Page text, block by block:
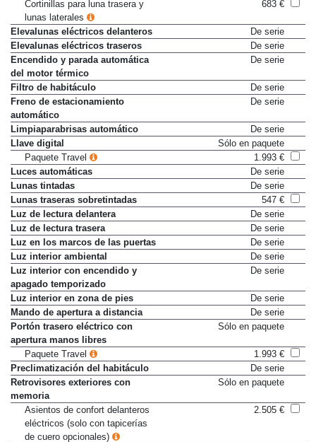
Cortinillas para luna trasera y
lunas laterales
Elevalunas eléctricos delanteros
De serie
Elevalunas eléctricos traseros
De serie
Encendido y parada automática
del motor térmico
Filtro de habitáculo
De serie
Freno de estacionamiento
automático
Limpiaparabrisas automático
De serie
Llave digital
Sólo en paquete
Paquete Travel
1.993 €
Luces automáticas
De serie
Lunas tintadas
De serie
Lunas traseras sobretintadas
547 €
Luz de lectura delantera
De serie
Luz de lectura trasera
De serie
Luz en los marcos de las puertas
De serie
Luz interior ambiental
De serie
Luz interior con encendido y
apagado temporizado
Luz interior en zona de pies
De serie
Mando de apertura a distancia
De serie
Portón trasero eléctrico con
apertura manos libres
Paquete Travel
1.993 €
Preclimatización del habitáculo
De serie
Retrovisores exteriores con
memoria
Asientos de confort delanteros
eléctricos (solo con tapicerías